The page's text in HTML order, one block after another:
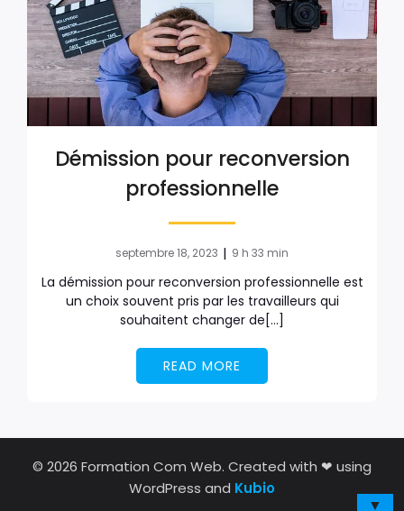
Démission pour reconversion
professionnelle
septembre 18, 2023 | 9 h 33 min
La démission pour reconversion professionnelle est
un choix souvent pris par les travailleurs qui
souhaitent changer de[…]
READ MORE
© 2026 Formation Com Web. Created with ❤ using
WordPress and Kubio
▼